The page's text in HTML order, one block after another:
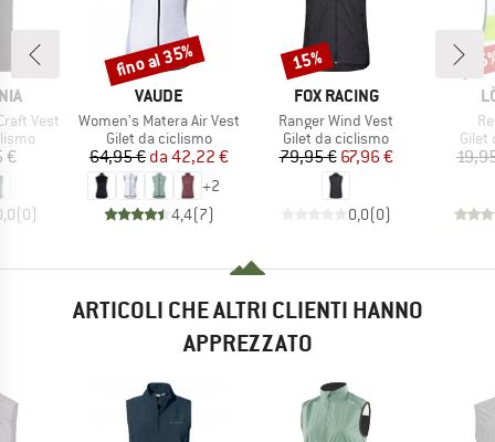
Vest
€
(0)
MARCHIO
VAUDE
Articolo
Women's Matera Air Vest
Gruppo di prodotti
Gilet da ciclismo
Prezzo
64,95 € Prezzo ridotto
da 42,22 €
+2
4,4(7)
Sconto
fino al 35%
MARCHIO
FOX RACING
Articolo
Ranger Wind Vest
Gruppo di prodotti
Gilet da ciclismo
Prezzo
79,95 €Prezzo ridotto
67,96 €
0,0(0)
Sconto
15%
Gilet
ARTICOLI CHE ALTRI CLIENTI HANNO
APPREZZATO